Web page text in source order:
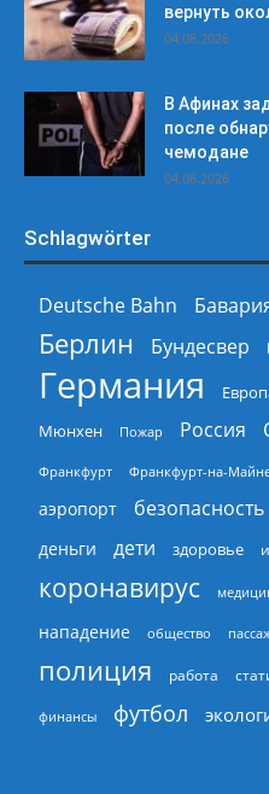
вернуть
04.08.2026
В Афинах
после
чемодане
04.08.2026
Schlagwörter
Deutsche Bahn
Берлин
Бундесвер
Германия
Мюнхен Пожар Россия
Франкфурт Франкфурт-на-
аэропорт безопасность
деньги дети здоровье
коронавирус
нападение
общество
полиция работа
финансы футбол